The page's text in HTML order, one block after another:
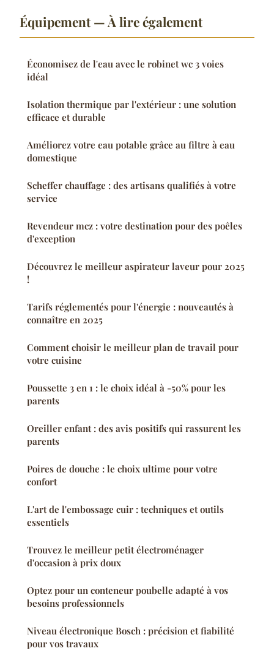
Équipement — À lire également
Économisez de l'eau avec le robinet wc 3 voies
idéal
Isolation thermique par l'extérieur : une solution
efficace et durable
Améliorez votre eau potable grâce au filtre à eau
domestique
Scheffer chauffage : des artisans qualifiés à votre
service
Revendeur mcz : votre destination pour des poêles
d'exception
Découvrez le meilleur aspirateur laveur pour 2025
!
Tarifs réglementés pour l'énergie : nouveautés à
connaître en 2025
Comment choisir le meilleur plan de travail pour
votre cuisine
Poussette 3 en 1 : le choix idéal à -50% pour les
parents
Oreiller enfant : des avis positifs qui rassurent les
parents
Poires de douche : le choix ultime pour votre
confort
L'art de l'embossage cuir : techniques et outils
essentiels
Trouvez le meilleur petit électroménager
d'occasion à prix doux
Optez pour un conteneur poubelle adapté à vos
besoins professionnels
Niveau électronique Bosch : précision et fiabilité
pour vos travaux